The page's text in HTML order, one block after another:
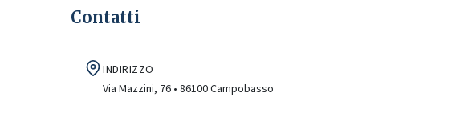
Contatti
INDIRIZZO
Via Mazzini, 76 • 86100 Campobasso